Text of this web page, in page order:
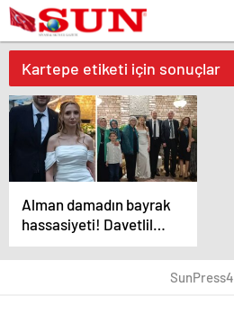
Kartepe etiketi için sonuçlar
Alman damadın bayrak
hassasiyeti! Davetlileri
bakın nasıl karşıladı
SunPress4